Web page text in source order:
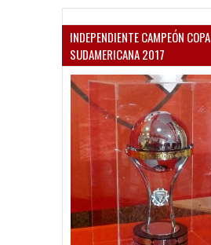
INDEPENDIENTE CAMPEÓN COPA
SUDAMERICANA 2017